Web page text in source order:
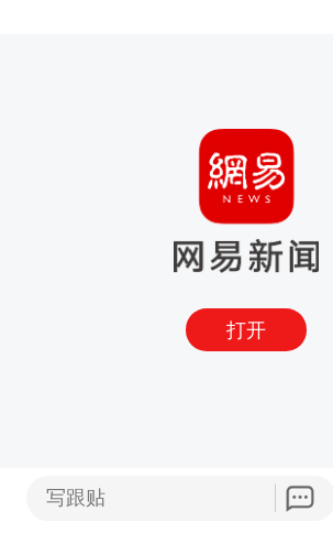
打开
写跟贴